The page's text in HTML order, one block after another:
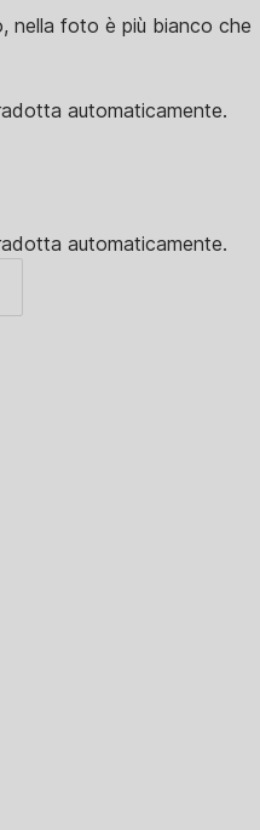
nella foto è più bianco che
automaticamente.
automaticamente.